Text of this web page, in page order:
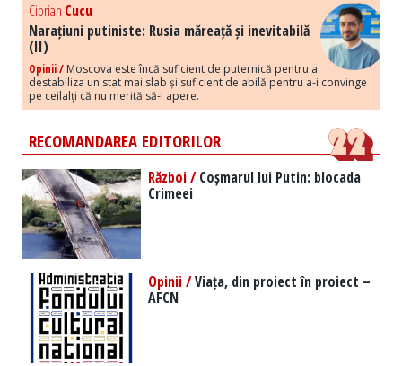
Ciprian Cucu
Narațiuni putiniste: Rusia măreață și inevitabilă
(II)
Opinii / Moscova este încă suficient de puternică pentru a
destabiliza un stat mai slab și suficient de abilă pentru a-i convinge
pe ceilalți că nu merită să-l apere.
RECOMANDAREA EDITORILOR
Război /Coșmarul lui Putin: blocada
Crimeei
Opinii /Viața, din proiect în proiect –
AFCN